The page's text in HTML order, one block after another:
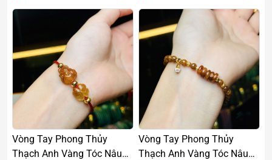
Vòng Tay Phong Thủy
Thạch Anh Vàng Tóc Nâu
Vòng Tay Phong Thủy
Thạch Anh Vàng Tóc Nâu